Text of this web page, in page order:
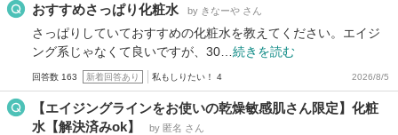
おすすめさっぱり化粧水 by きなーや さん
さっぱりしていておすすめの化粧水を教えてください。エイジ
ング系じゃなくて良いですが、30… 続きを読む
回答数 163 新着回答あり 私もしりたい！ 4 2026/8/5
【エイジングラインをお使いの乾燥敏感肌さん限定】化粧
水【解決済みok】
by 匿名 さん